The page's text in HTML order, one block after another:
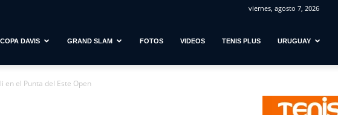
viernes, agosto 7, 2026
COPA DAVIS GRAND SLAM FOTOS VIDEOS TENIS PLUS URUGUAY
en el Punta del Este Open